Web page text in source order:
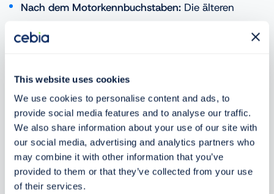
This website uses cookies
We use cookies to personalise content and ads, to
provide social media features and to analyse our traffic.
We also share information about your use of our site with
our social media, advertising and analytics partners who
may combine it with other information that you’ve
provided to them or that they’ve collected from your use
of their services.
Nach dem Motorkennbuchstaben: Die älteren
Kennbuchstaben
. Die neueren und
den KennbuchstabenCJZx
Buchstabe „x“ am Ende steht für die jeweilige
Leistungsvariante A–D).
Optik unter der Motorhaube:Die neueren Motoren
der Baureihe EA211 haben eine Abdeckung, die
den gesamten Motor verdeckt. Die ältere Baureihe